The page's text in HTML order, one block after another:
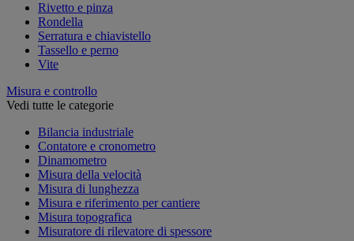
Rivetto e pinza
Rondella
Serratura e chiavistello
Tassello e perno
Vite
Misura e controllo
Vedi tutte le categorie
Bilancia industriale
Contatore e cronometro
Dinamometro
Misura della velocità
Misura di lunghezza
Misura e riferimento per cantiere
Misura topografica
Misuratore di rilevatore di spessore